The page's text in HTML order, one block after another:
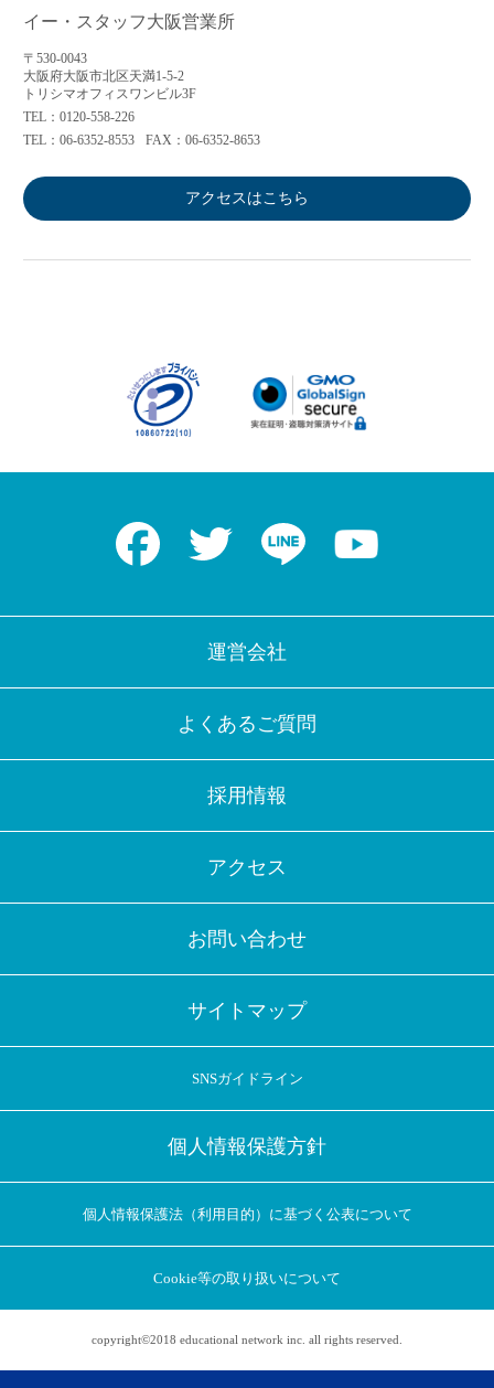
アプリに切り替えてみませんか
イー・スタッフ大阪営業所
〒530-0043
大阪府大阪市北区天満1-5-2
トリシマオフィスワンビル3F
TEL：0120-558-226
TEL：06-6352-8553
FAX：06-6352-8653
アクセスはこちら
Facebook Twitter LINE
運営会社
よくあるご質問
採用情報
アクセス
お問い合わせ
サイトマップ
SNSガイドライン
個人情報保護方針
個人情報保護法（利用目的）に基づく公表について
Cookie等の取り扱いについて
copyright©2018 educational network inc. all rights reserved.